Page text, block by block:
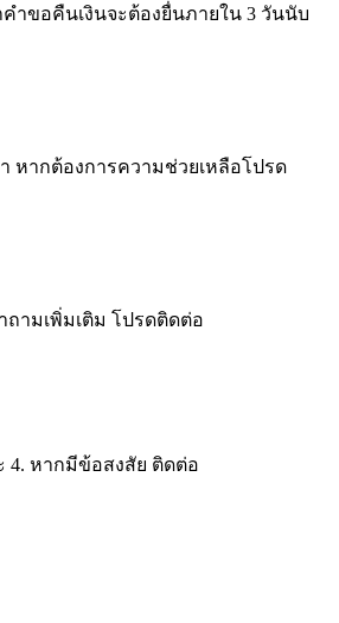
ำขอคืนเงินจะต้องยื่นภายใน 3 วันนับ
หากต้องการความช่วยเหลือโปรด
ามเพิ่มเติม โปรดติดต่อ
4. หากมีข้อสงสัย ติดต่อ